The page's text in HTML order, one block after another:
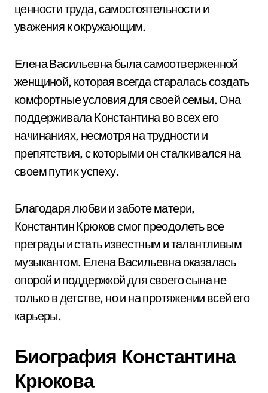
ценности труда, самостоятельности и
уважения к окружающим.
Елена Васильевна была самоотверженной
женщиной, которая всегда старалась создать
комфортные условия для своей семьи. Она
поддерживала Константина во всех его
начинаниях, несмотря на трудности и
препятствия, с которыми он сталкивался на
своем пути к успеху.
Благодаря любви и заботе матери,
Константин Крюков смог преодолеть все
преграды и стать известным и талантливым
музыкантом. Елена Васильевна оказалась
опорой и поддержкой для своего сына не
только в детстве, но и на протяжении всей его
карьеры.
Биография Константина
Крюкова